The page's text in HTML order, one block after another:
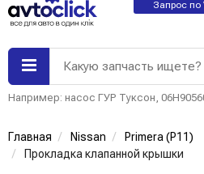
Запрос по
Какую запчасть ищете?
Например: насос ГУР Туксон,
Главная Nissan
Primera (P11)
Прокладка клапанной крышки